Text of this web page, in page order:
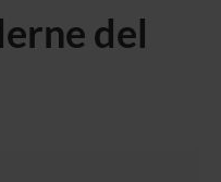
del